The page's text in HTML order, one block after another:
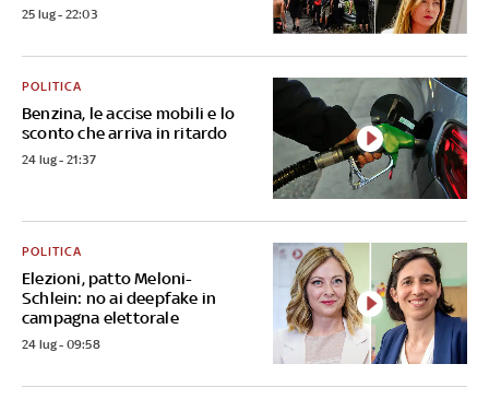
25 lug - 22:03
Benzina, le accise mobili e lo
sconto che arriva in ritardo
POLITICA
24 lug - 21:37
Elezioni, patto Meloni-
Schlein: no ai deepfake in
campagna elettorale
POLITICA
24 lug - 09:58